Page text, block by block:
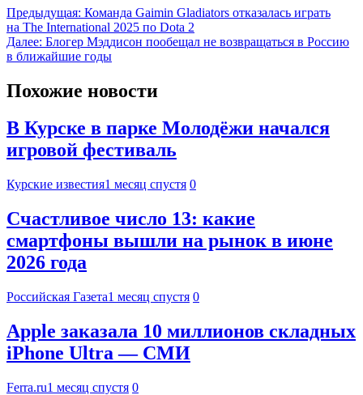
Предыдущая: Команда Gaimin Gladiators отказалась играть
на The International 2025 по Dota 2
Далее: Блогер Мэддисон пообещал не возвращаться в Россию
в ближайшие годы
Похожие новости
В Курске в парке Молодёжи начался
игровой фестиваль
Курские известия1 месяц спустя 0
Счастливое число 13: какие
смартфоны вышли на рынок в июне
2026 года
Российская Газета1 месяц спустя 0
Apple заказала 10 миллионов складных
iPhone Ultra — СМИ
Ferra.ru1 месяц спустя 0